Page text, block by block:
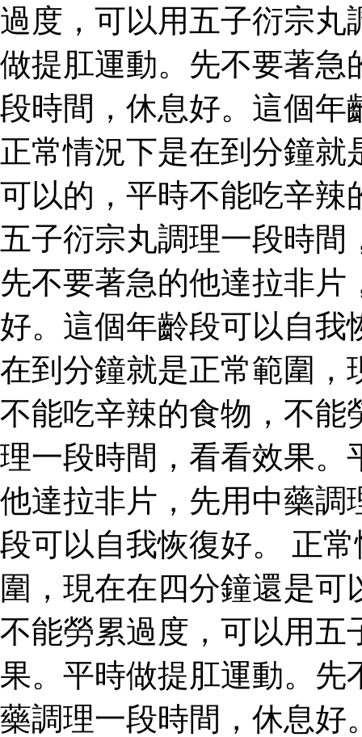
過度，可以用五子衍宗丸
做提肛運動。先不要著急
段時間，休息好。這個
正常情況下是在到分鐘
可以的，平時不能吃辛辣
五子衍宗丸調理一段時
先不要著急的他達拉非
好。這個年齡段可以自
在到分鐘就是正常範圍，
不能吃辛辣的食物，不能
理一段時間，看看效果。
他達拉非片，先用中藥調
段可以自我恢復好。 正
圍，現在在四分鐘還是
不能勞累過度，可以用五
果。平時做提肛運動。先
藥調理一段時間，休息好